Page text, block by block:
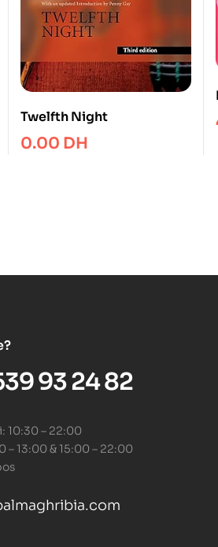
Twelfth Night
0.00 DH
93 24 82
10:30 – 22:00
– 13:00 & 15:00 – 22:00